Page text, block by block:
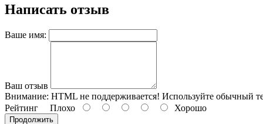
Написать отзыв
Ваше имя:
Ваш отзыв
Внимание: HTML не поддерживается! Используйте обычный
Рейтинг Плохо Хорошо
Продолжить